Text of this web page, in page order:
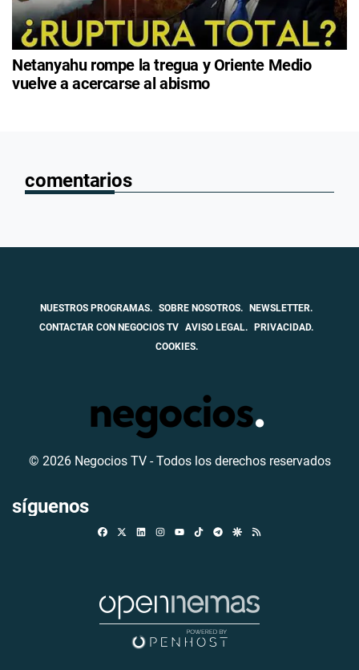
Netanyahu rompe la tregua y Oriente Medio
vuelve a acercarse al abismo
comentarios
NUESTROS PROGRAMAS. SOBRE NOSOTROS.
NEWSLETTER.
CONTACTAR CON NEGOCIOS TV AVISO LEGAL.
PRIVACIDAD.
COOKIES.
© 2026 Negocios TV - Todos los derechos reservados
síguenos
FacebookLinkedinInstagramTikTokTelegramGoogle Discover